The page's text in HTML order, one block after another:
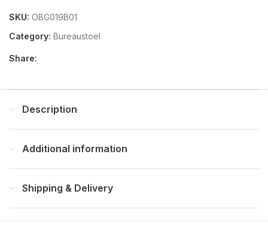
SKU: OBG019B01
Category: Bureaustoel
Share:
Description
Additional information
Shipping & Delivery